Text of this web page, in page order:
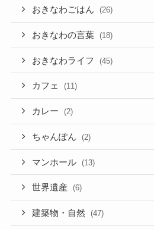
おきなわごはん (26)
おきなわの言葉 (18)
おきなわライフ (45)
カフェ (11)
カレー (2)
ちゃんぽん (2)
マンホール (13)
世界遺産 (6)
建築物・自然 (47)